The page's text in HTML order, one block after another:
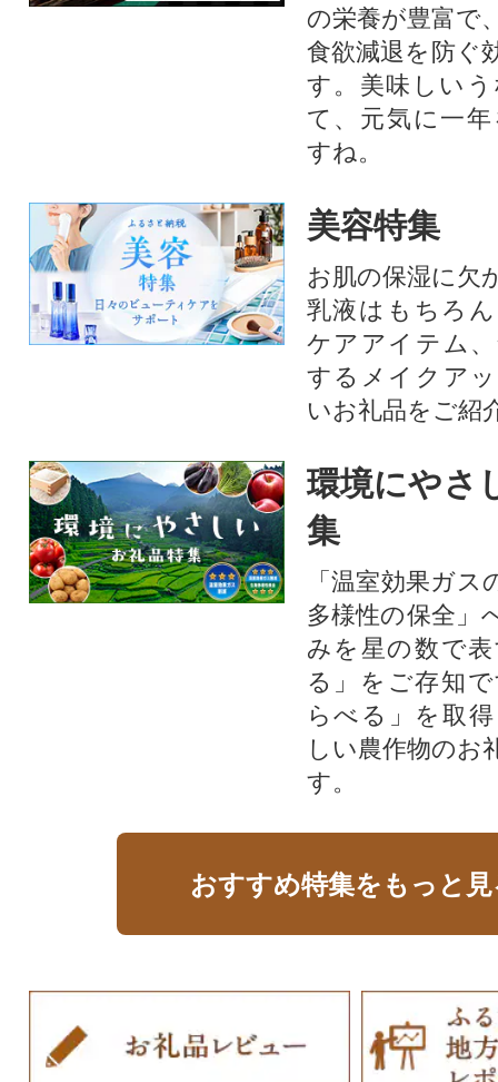
の栄養が豊富で
食欲減退を防ぐ
す。美味しい
て、元気に一
すね。
美容特集
お肌の保湿に欠
乳液はもちろ
ケアアイテム
するメイクア
いお礼品をご紹
環境にやさ
集
「温室効果ガ
多様性の保全」
みを星の数で
る」をご存知
らべる」を取
しい農作物のお
す。​
おすすめ特集をもっと